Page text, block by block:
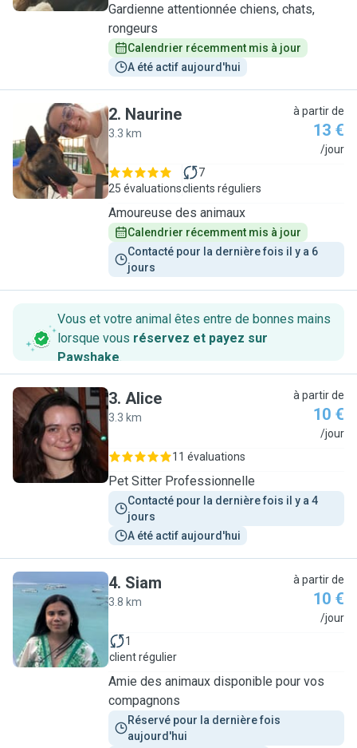
Gardienne attentionnée chiens, chats,
rongeurs
Calendrier récemment mis à jour
A été actif aujourd'hui
N
2. Naurine
3.3 km
à partir de
13 €
/jour
25 évaluations
7
clients réguliers
Amoureuse des animaux
Calendrier récemment mis à jour
Contacté pour la dernière fois il y a 6
jours
Vous et votre animal êtes entre de bonnes mains
lorsque vous réservez et payez sur
Pawshake.
A
3. Alice
3.3 km
à partir de
10 €
/jour
11 évaluations
Pet Sitter Professionnelle
Contacté pour la dernière fois il y a 4
jours
A été actif aujourd'hui
S
4. Siam
3.8 km
à partir de
10 €
/jour
1
client régulier
Amie des animaux disponible pour vos
compagnons
Réservé pour la dernière fois
aujourd'hui